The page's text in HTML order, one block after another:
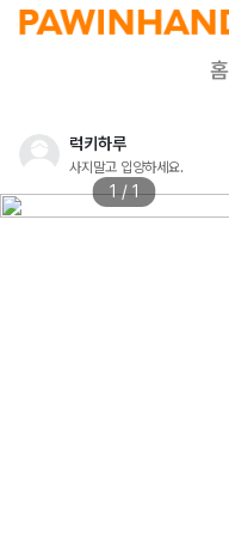
홈
럭키하루
사지말고 입양하세요.
1 / 1